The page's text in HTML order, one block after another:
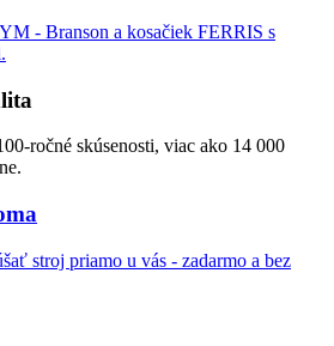
- Branson a kosačiek FERRIS s
ročné skúsenosti, viac ako 14 000
stroj priamo u vás - zadarmo a bez